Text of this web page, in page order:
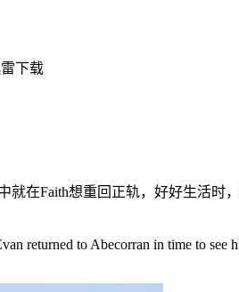
下载
就在Faith想重回正轨，好好生活时
returned to Abecorran in time to